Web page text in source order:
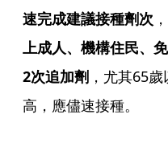
速完成建議接種劑次
上成人、機構住民、
2次追加劑 ，尤其65
高，應儘速接種。